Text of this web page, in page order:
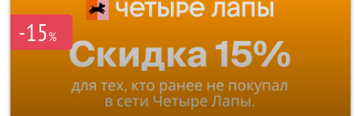
-15%